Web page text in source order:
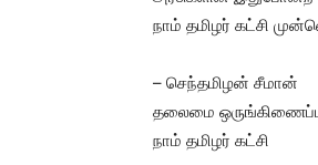
நாம் தமிழர் கட்சி
– செந்தமிழன் சீமான்
தலைமை
நாம் தமிழர் கட்சி